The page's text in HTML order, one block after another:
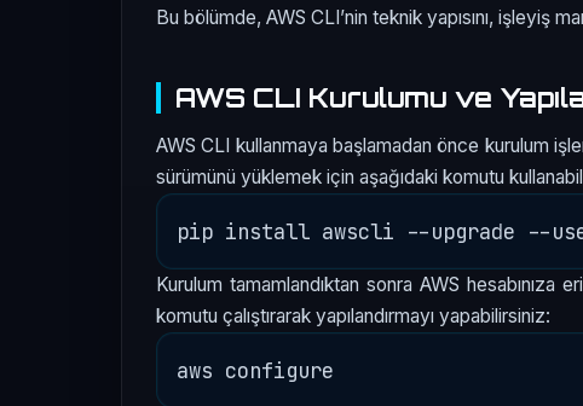
Bu bölümde, AWS CLI’nin teknik yapısını, işleyiş
AWS CLI Kurulumu ve
AWS CLI kullanmaya başlamadan önce kurulum
sürümünü yüklemek için aşağıdaki komutu
Kurulum tamamlandıktan sonra AWS hesabınıza
komutu çalıştırarak yapılandırmayı yapabilirsiniz: